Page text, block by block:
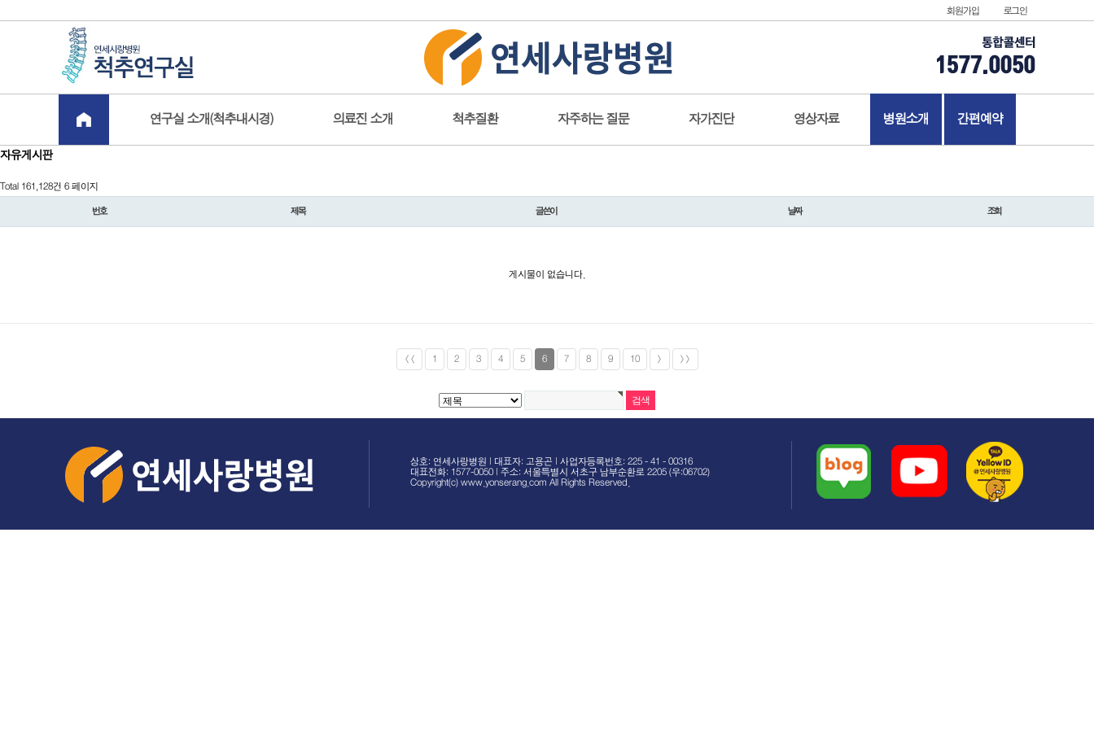
회원가입 로그인
연구실 소개(척추내시경) 의료진 소개 척추질환 자주하는 질문 자가진단 영상자료 병원소개 간편예약
자유게시판
Total 161,128건 6 페이지
번호 제목 글쓴이 날짜 조회
게시물이 없습니다.
<< 1 2 3 4 5 6 7 8 9 10 > >>
상호: 연세사랑병원 | 대표자: 고용곤 | 사업자등록번호: 225 - 41 - 00316
대표전화: 1577-0050 | 주소: 서울특별시 서초구 남부순환로 2205 (우:06702)
Copyright(c) www.yonserang.com All Rights Reserved.